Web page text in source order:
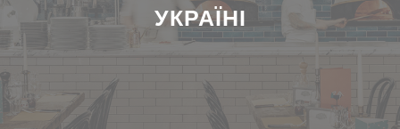
УКРАЇНІ